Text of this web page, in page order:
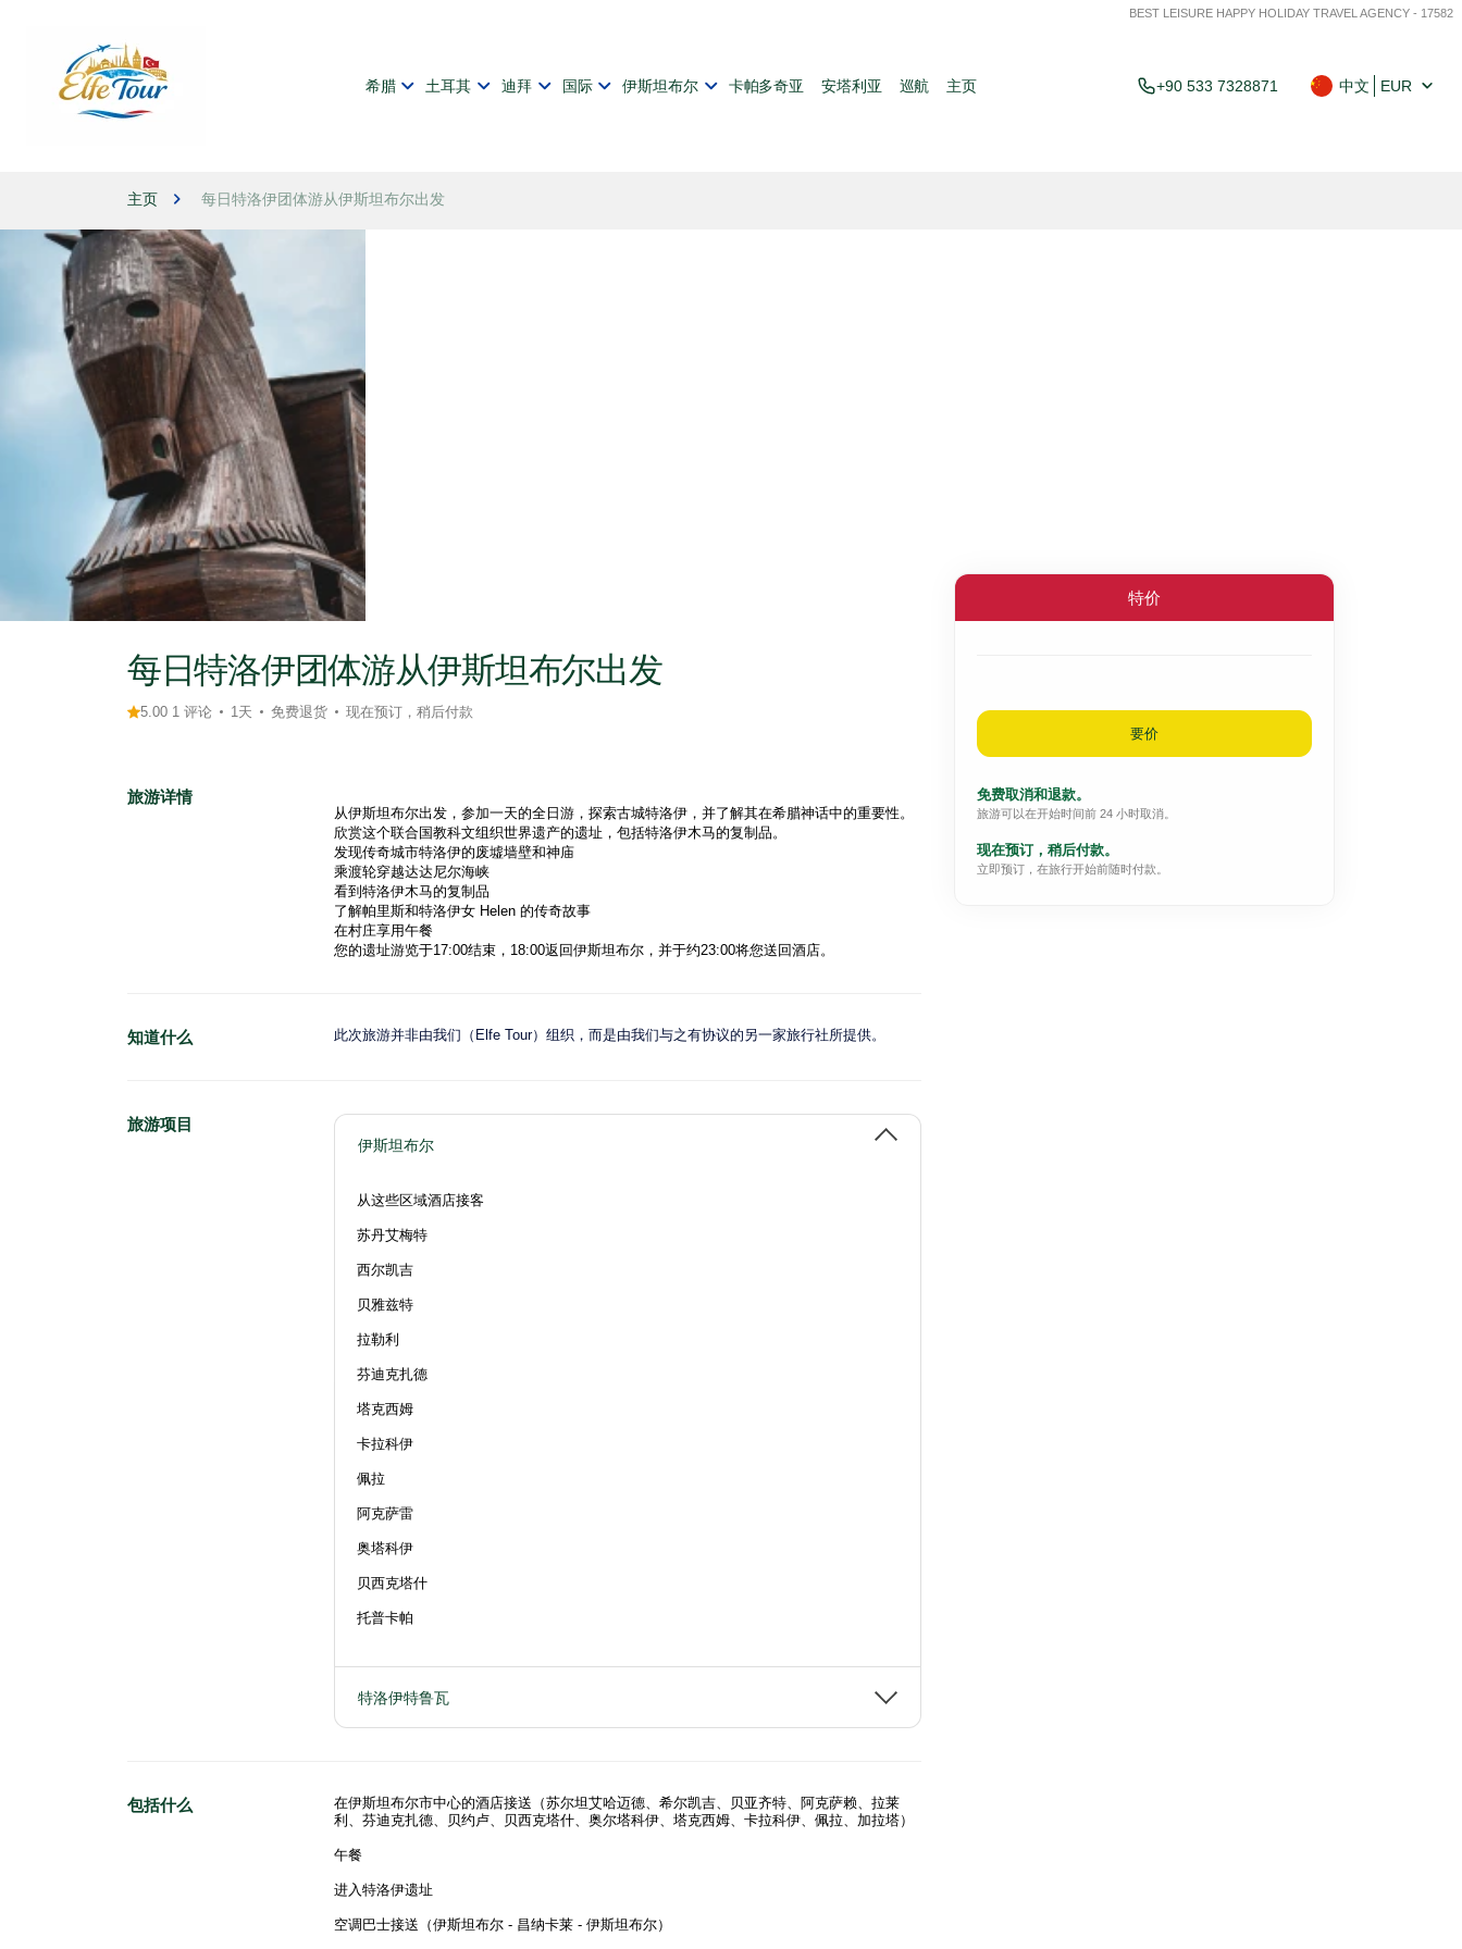
BEST LEISURE HAPPY HOLIDAY TRAVEL AGENCY - 17582
希腊 土耳其 迪拜 国际 伊斯坦布尔 卡帕多奇亚 安塔利亚 巡航 主页 +90 533 7328871 中文 EUR
主页 每日特洛伊团体游从伊斯坦布尔出发
每日特洛伊团体游从伊斯坦布尔出发
5.00 1 评论 1天 免费退货 现在预订，稍后付款
旅游详情
从伊斯坦布尔出发，参加一天的全日游，探索古城特洛伊，并了解其在希腊神话中的重要性。
欣赏这个联合国教科文组织世界遗产的遗址，包括特洛伊木马的复制品。
发现传奇城市特洛伊的废墟墙壁和神庙
乘渡轮穿越达达尼尔海峡
看到特洛伊木马的复制品
了解帕里斯和特洛伊女 Helen 的传奇故事
在村庄享用午餐
您的遗址游览于17:00结束，18:00返回伊斯坦布尔，并于约23:00将您送回酒店。
知道什么 此次旅游并非由我们（Elfe Tour）组织，而是由我们与之有协议的另一家旅行社所提供。
旅游项目
伊斯坦布尔
从这些区域酒店接客
苏丹艾梅特
西尔凯吉
贝雅兹特
拉勒利
芬迪克扎德
塔克西姆
卡拉科伊
佩拉
阿克萨雷
奥塔科伊
贝西克塔什
托普卡帕
特洛伊特鲁瓦
包括什么
在伊斯坦布尔市中心的酒店接送（苏尔坦艾哈迈德、希尔凯吉、贝亚齐特、阿克萨赖、拉莱
利、芬迪克扎德、贝约卢、贝西克塔什、奥尔塔科伊、塔克西姆、卡拉科伊、佩拉、加拉塔）
午餐
进入特洛伊遗址
空调巴士接送（伊斯坦布尔 - 昌纳卡莱 - 伊斯坦布尔）
特价
要价
免费取消和退款。
旅游可以在开始时间前 24 小时取消。
现在预订，稍后付款。
立即预订，在旅行开始前随时付款。